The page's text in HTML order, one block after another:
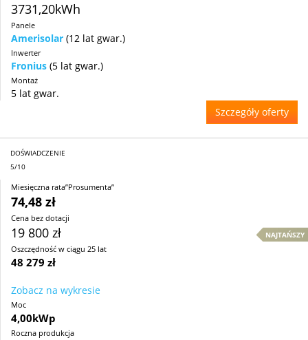
3731,20kWh
Panele
Amerisolar (12 lat gwar.)
Inwerter
Fronius (5 lat gwar.)
Montaż
5 lat gwar.
Szczegóły oferty
DOŚWIADCZENIE
5/10
Miesięczna rata”Prosumenta”
74,48 zł
Cena bez dotacji
19 800 zł NAJTAŃSZY
Oszczędność w ciągu 25 lat
48 279 zł
Zobacz na wykresie
Moc
4,00kWp
Roczna produkcja